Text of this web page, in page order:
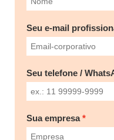
Seu e-mail
Seu telefone /
Sua empresa